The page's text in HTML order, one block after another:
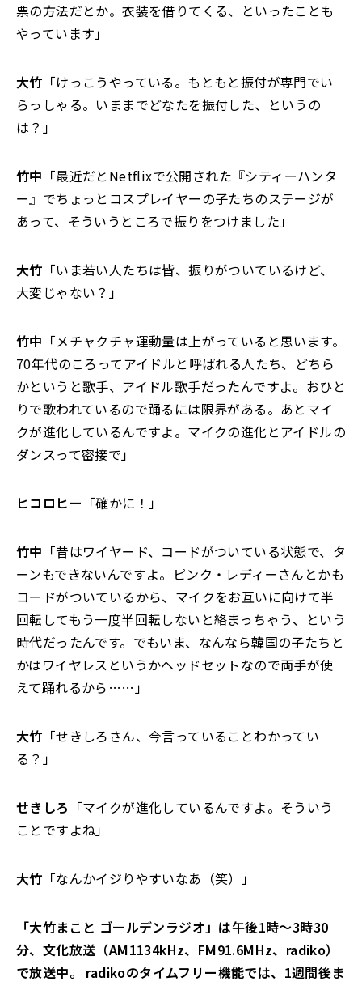
票の方法だとか。衣装を借りてくる、といったことも
やっています」
大竹 「けっこうやっている。もともと振付が専門でい
らっしゃる。いままでどなたを振付した、というの
は？」
竹中 「最近だとNetflixで公開された『シティーハンタ
ー』でちょっとコスプレイヤーの子たちのステージが
あって、そういうところで振りをつけました」
大竹 「いま若い人たちは皆、振りがついているけど、
大変じゃない？」
竹中 「メチャクチャ運動量は上がっていると思います。
70年代のころってアイドルと呼ばれる人たち、どちら
かというと歌手、アイドル歌手だったんですよ。おひと
りで歌われているので踊るには限界がある。あとマイ
クが進化しているんですよ。マイクの進化とアイドルの
ダンスって密接で」
ヒコロヒー 「確かに！」
竹中 「昔はワイヤード、コードがついている状態で、タ
ーンもできないんですよ。ピンク・レディーさんとかも
コードがついているから、マイクをお互いに向けて半
回転してもう一度半回転しないと絡まっちゃう、という
時代だったんです。でもいま、なんなら韓国の子たちと
かはワイヤレスというかヘッドセットなので両手が使
えて踊れるから……」
大竹 「せきしろさん、今言っていることわかってい
る？」
せきしろ 「マイクが進化しているんですよ。そういう
ことですよね」
大竹 「なんかイジりやすいなあ（笑）」
「大竹まこと ゴールデンラジオ」は午後1時～3時30
分、文化放送（AM1134kHz、FM91.6MHz、radiko）
で放送中。 radikoのタイムフリー機能では、1週間後ま